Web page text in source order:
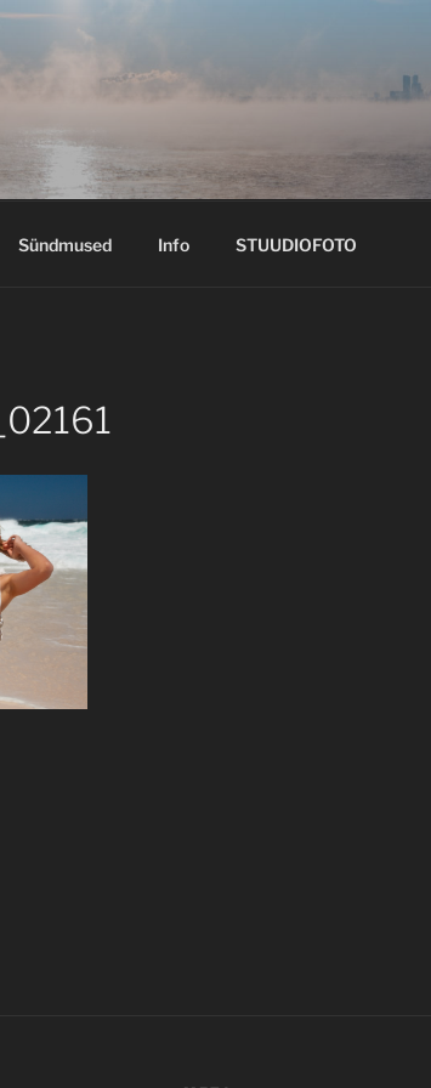
Sündmused Info STUUDIOFOTO